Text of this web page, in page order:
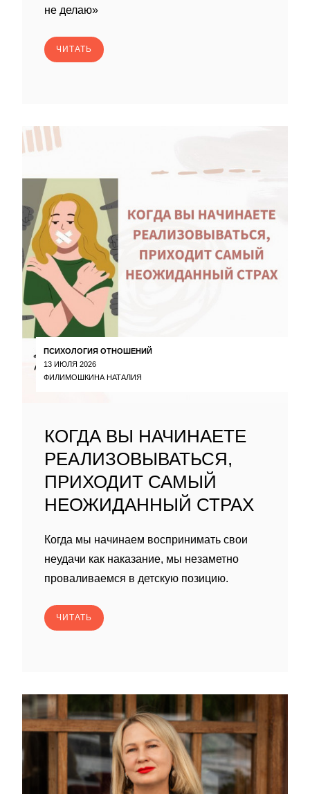
не делаю»
ЧИТАТЬ
ПСИХОЛОГИЯ ОТНОШЕНИЙ
13 ИЮЛЯ 2026
ФИЛИМОШКИНА НАТАЛИЯ
КОГДА ВЫ НАЧИНАЕТЕ
РЕАЛИЗОВЫВАТЬСЯ,
ПРИХОДИТ САМЫЙ
НЕОЖИДАННЫЙ СТРАХ
Когда мы начинаем воспринимать свои
неудачи как наказание, мы незаметно
проваливаемся в детскую позицию.
ЧИТАТЬ